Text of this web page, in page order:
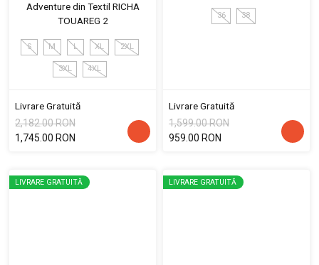
Adventure din Textil RICHA
TOUAREG 2
S M L XL 2XL
3XL 4XL
Livrare Gratuită
2,182.00 RON
1,745.00 RON
36 38
Livrare Gratuită
1,599.00 RON
959.00 RON
LIVRARE GRATUITĂ LIVRARE GRATUITĂ